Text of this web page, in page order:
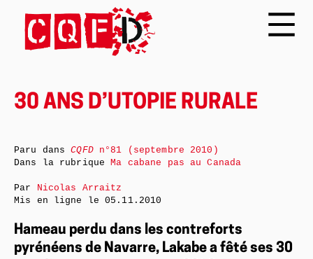
30 ANS D’UTOPIE RURALE
Hameau perdu dans les contreforts
pyrénéens de Navarre, Lakabe a fêté ses 30
Paru dansCQFDn°81 (septembre 2010)
Dans la rubriqueMa cabane pas au Canada
Par Nicolas Arraitz
Mis en ligne le05.11.2010